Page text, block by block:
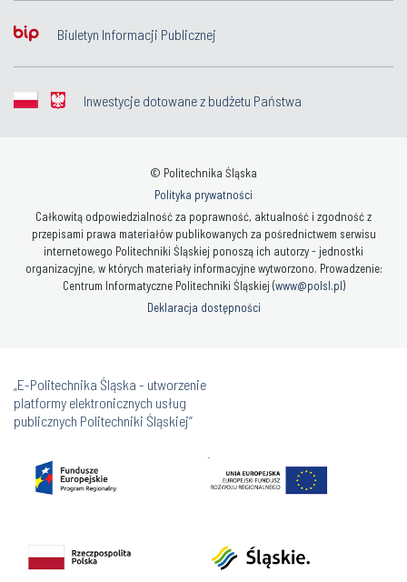
Biuletyn Informacji Publicznej
Inwestycje dotowane z budżetu Państwa
© Politechnika Śląska
Polityka prywatności
Całkowitą odpowiedzialność za poprawność, aktualność i zgodność z
przepisami prawa materiałów publikowanych za pośrednictwem serwisu
internetowego Politechniki Śląskiej ponoszą ich autorzy - jednostki
organizacyjne, w których materiały informacyjne wytworzono. Prowadzenie:
Centrum Informatyczne Politechniki Śląskiej (www@polsl.pl)
Deklaracja dostępności
„E-Politechnika Śląska - utworzenie
platformy elektronicznych usług
publicznych Politechniki Śląskiej”